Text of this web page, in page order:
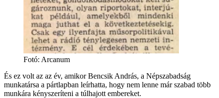
Fotó: Arcanum
És ez volt az az év, amikor Bencsik András, a Népszabadság
munkatársa a pártlapban leírhatta, hogy nem lenne már szabad több
munkára kényszeríteni a túlhajott embereket.